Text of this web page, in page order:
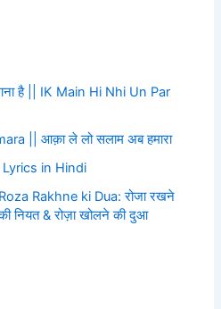
है || IK Main Hi Nhi Un Par
|| आक़ा ले लो सलाम अब हमारा
Lyrics in Hindi
Roza Rakhne ki Dua: रोजा रखने
नियत & रोज़ा खोलने की दुआ